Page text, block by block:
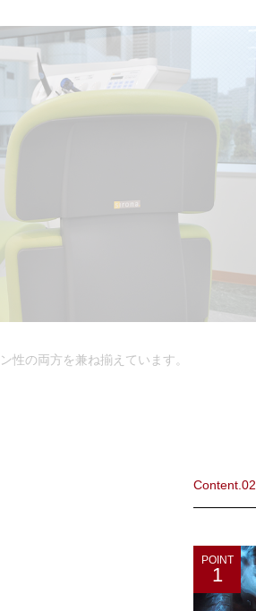
性の両方を兼ね揃えています。
Content.02
POINT
1